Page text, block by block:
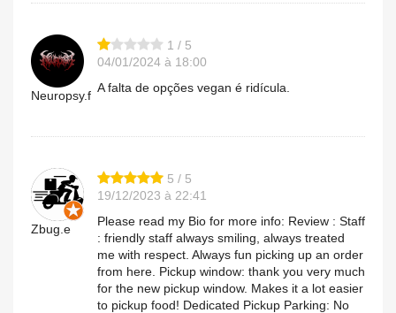
Neuropsy.f
1 / 5
04/01/2024 à 18:00
A falta de opções vegan é ridícula.
Zbug.e
5 / 5
19/12/2023 à 22:41
Please read my Bio for more info: Review : Staff
: friendly staff always smiling, always treated
me with respect. Always fun picking up an order
from here. Pickup window: thank you very much
for the new pickup window. Makes it a lot easier
to pickup food! Dedicated Pickup Parking: No